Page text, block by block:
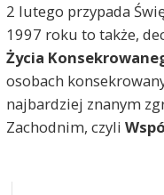
2 lutego przypada
1997 roku to także,
Życia
osobach
najbardziej znanym
Zachodnim, czyli